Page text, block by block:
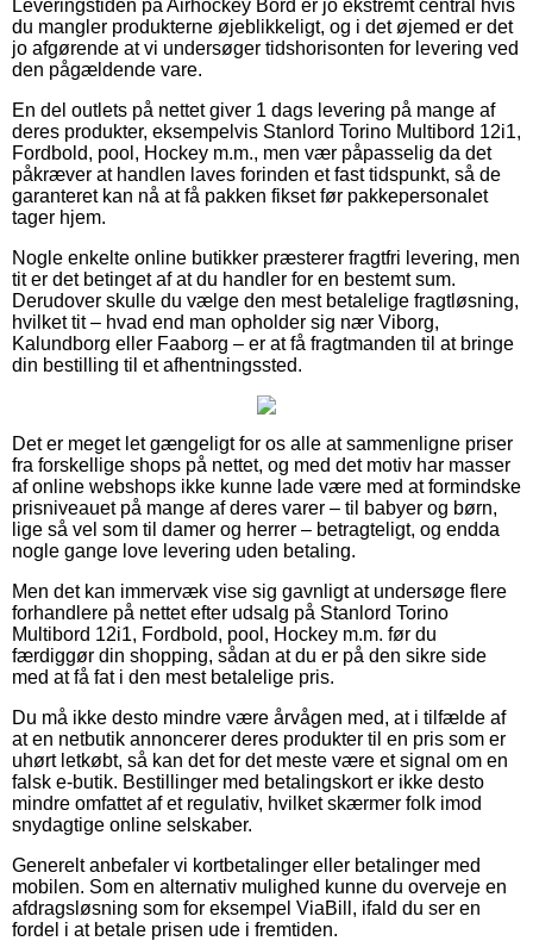
Leveringstiden på Airhockey Bord er jo ekstremt central hvis
du mangler produkterne øjeblikkeligt, og i det øjemed er det
jo afgørende at vi undersøger tidshorisonten for levering ved
den pågældende vare.
En del outlets på nettet giver 1 dags levering på mange af
deres produkter, eksempelvis Stanlord Torino Multibord 12i1,
Fordbold, pool, Hockey m.m., men vær påpasselig da det
påkræver at handlen laves forinden et fast tidspunkt, så de
garanteret kan nå at få pakken fikset før pakkepersonalet
tager hjem.
Nogle enkelte online butikker præsterer fragtfri levering, men
tit er det betinget af at du handler for en bestemt sum.
Derudover skulle du vælge den mest betalelige fragtløsning,
hvilket tit – hvad end man opholder sig nær Viborg,
Kalundborg eller Faaborg – er at få fragtmanden til at bringe
din bestilling til et afhentningssted.
Det er meget let gængeligt for os alle at sammenligne priser
fra forskellige shops på nettet, og med det motiv har masser
af online webshops ikke kunne lade være med at formindske
prisniveauet på mange af deres varer – til babyer og børn,
lige så vel som til damer og herrer – betragteligt, og endda
nogle gange love levering uden betaling.
Men det kan immervæk vise sig gavnligt at undersøge flere
forhandlere på nettet efter udsalg på Stanlord Torino
Multibord 12i1, Fordbold, pool, Hockey m.m. før du
færdiggør din shopping, sådan at du er på den sikre side
med at få fat i den mest betalelige pris.
Du må ikke desto mindre være årvågen med, at i tilfælde af
at en netbutik annoncerer deres produkter til en pris som er
uhørt letkøbt, så kan det for det meste være et signal om en
falsk e-butik. Bestillinger med betalingskort er ikke desto
mindre omfattet af et regulativ, hvilket skærmer folk imod
snydagtige online selskaber.
Generelt anbefaler vi kortbetalinger eller betalinger med
mobilen. Som en alternativ mulighed kunne du overveje en
afdragsløsning som for eksempel ViaBill, ifald du ser en
fordel i at betale prisen ude i fremtiden.